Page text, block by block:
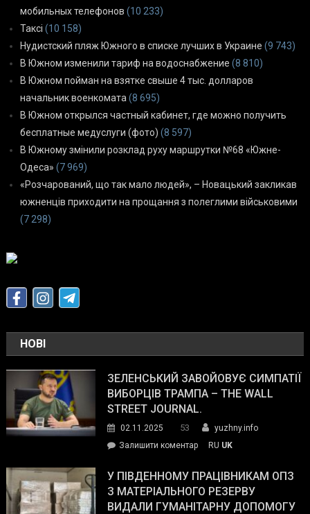
мобильных телефонов (10 233)
Таксі (10 158)
Нудистский пляж Южного в списке лучших в Украине (9 743)
В Южном изменили тариф на водоснабжение (8 810)
В Южном пойман на взятке свыше 4 тыс. долларов
начальник военкомата (8 695)
В Южном открылся частный кабинет, где можно получить
бесплатные медуслуги (фото) (8 597)
В Южному змінили розклад руху маршрутки №68 «Южне-
Одеса» (7 969)
«Розчарований, що так мало людей», – Новацький закликав
южненців приходити на прощання з полеглими військовими
(7 298)
НОВІ
ЗЕЛЕНСЬКИЙ ЗАВОЙОВУЄ СИМПАТІЇ
ВИБОРЦІВ ТРАМПА – THE WALL
STREET JOURNAL.
02.11.2025 53
yuzhny.info
Залишити коментарon
завойовує
симпатії
виборців
RU UK
У ПІВДЕННОМУ ПРАЦІВНИКАМ ОПЗ
З МАТЕРІАЛЬНОГО РЕЗЕРВУ
ВИДАЛИ ГУМАНІТАРНУ ДОПОМОГУ